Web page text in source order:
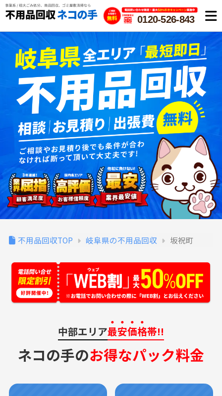
0120-526-843
不用品回収TOP 岐阜県の不用品回収 坂祝町
中部エリア最安価格帯!!
ネコの手のお得なパック料金